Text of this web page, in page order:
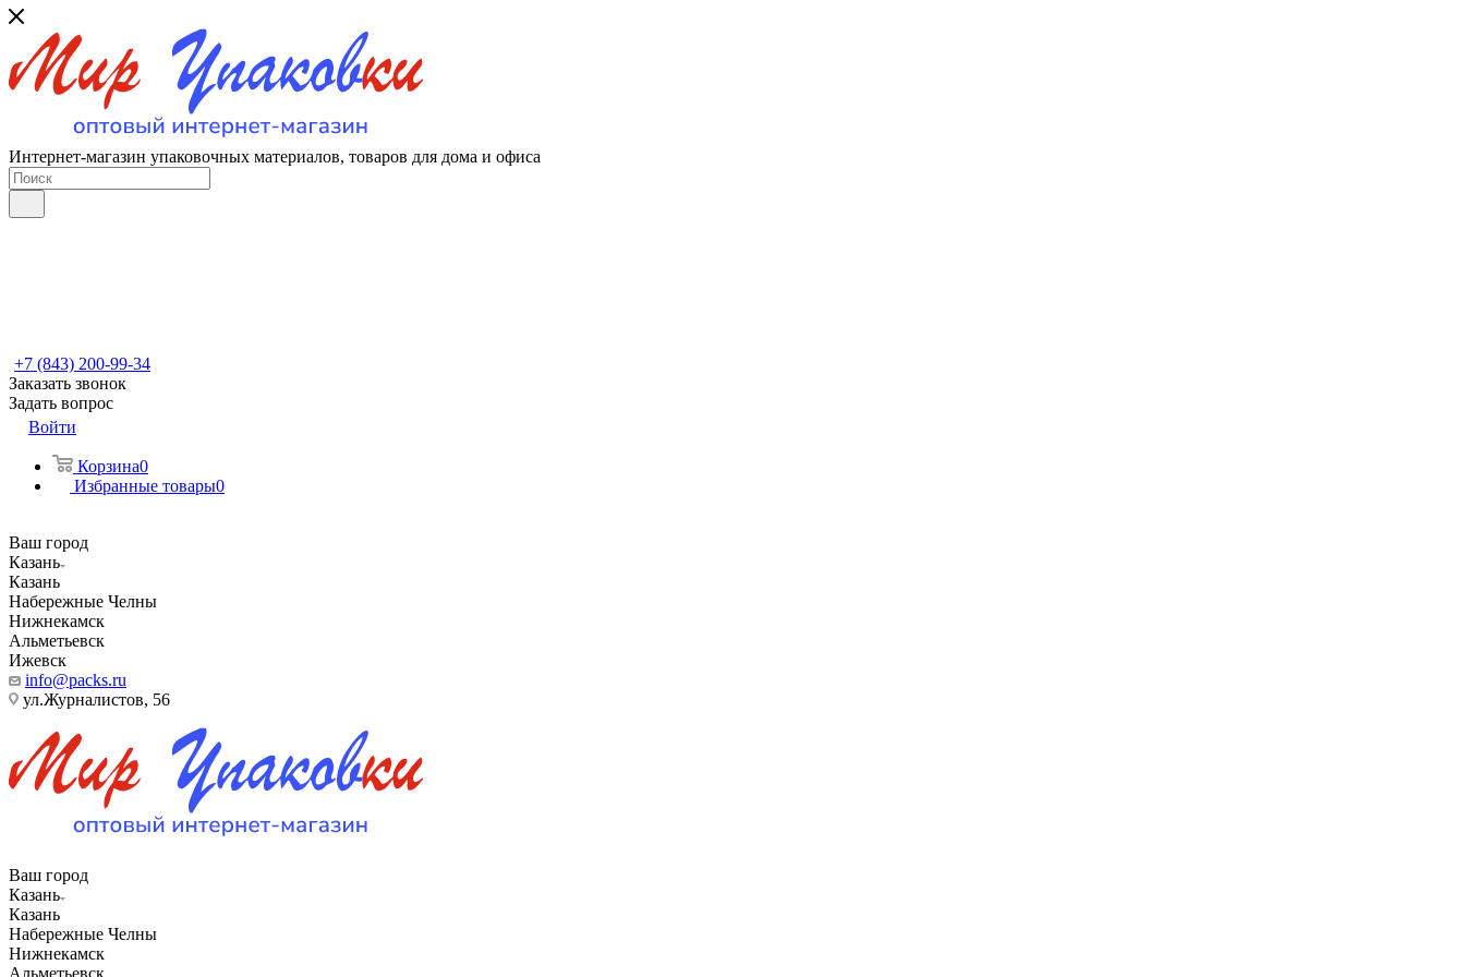
Интернет-магазин упаковочных материалов, товаров для дома и офиса
+7 (843) 200-99-34
Заказать звонок
Задать вопрос
Войти
Корзина0
Избранные товары0
Ваш город
Казань
Казань
Набережные Челны
Нижнекамск
Альметьевск
Ижевск
info@packs.ru
ул.Журналистов, 56
Ваш город
Казань
Казань
Набережные Челны
Нижнекамск
Альметьевск